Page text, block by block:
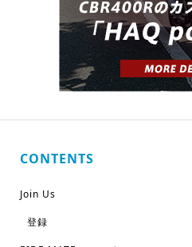
CONTENTS
Join Us
登録